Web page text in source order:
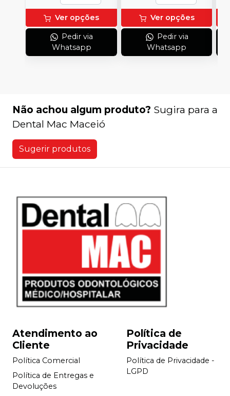
Ver opções
Pedir via
Whatsapp
Ver opções
Pedir via
Whatsapp
Não achou algum produto? Sugira para a
Dental Mac Maceió
Sugerir produtos
Atendimento ao
Cliente
Política Comercial
Política de Entregas e
Devoluções
Política de
Privacidade
Política de Privacidade -
LGPD